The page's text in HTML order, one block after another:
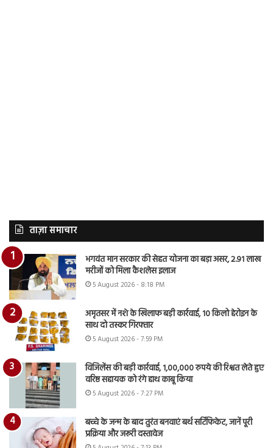
ताज़ा समाचार
भगवंत मान सरकार की सेहत योजना का बड़ा असर, 2.91 लाख
मरीजों को मिला कैशलेस इलाज
5 August 2026 - 8:18 PM
अमृतसर में नशे के खिलाफ बड़ी कार्रवाई, 10 किलो हेरोइन के
साथ दो तस्कर गिरफ्तार
5 August 2026 - 7:59 PM
विजिलेंस की बड़ी कार्रवाई, 1,00,000 रुपये की रिश्वत लेते हुए
वरिष्ठ सहायक को रंगे हाथ काबू किया
5 August 2026 - 7:27 PM
बच्चे के जन्म के बाद तुरंत बनवाएं बर्थ सर्टिफिकेट, जानें पूरी
प्रक्रिया और जरूरी दस्तावेज